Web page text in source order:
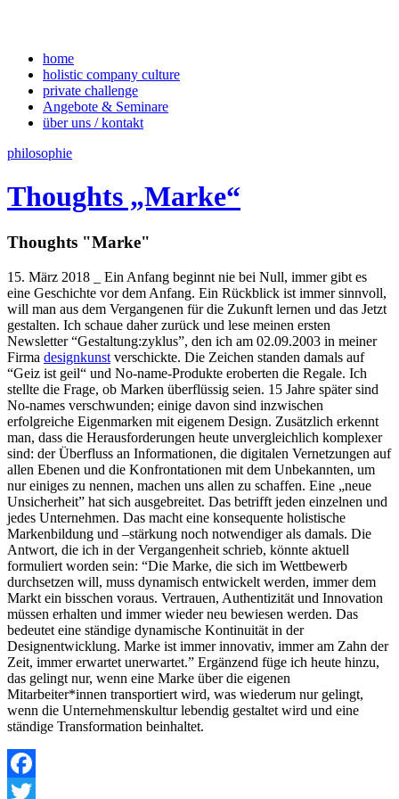
home
holistic company culture
private challenge
Angebote & Seminare
über uns / kontakt
philosophie
Thoughts „Marke“
Thoughts "Marke"
15. März 2018 _ Ein Anfang beginnt nie bei Null, immer gibt es
eine Geschichte vor dem Anfang. Ein Rückblick ist immer sinnvoll,
will man aus dem Vergangenen für die Zukunft lernen und das Jetzt
gestalten. Ich schaue daher zurück und lese meinen ersten
Newsletter “Gestaltung:zyklus”, den ich am 02.09.2003 in meiner
Firma designkunst verschickte. Die Zeichen standen damals auf
“Geiz ist geil“ und No-name-Produkte eroberten die Regale. Ich
stellte die Frage, ob Marken überflüssig seien. 15 Jahre später sind
No-names verschwunden; einige davon sind inzwischen
erfolgreiche Eigenmarken mit eigenem Design. Zusätzlich erkennt
man, dass die Herausforderungen heute unvergleichlich komplexer
sind: der Überfluss an Informationen, die digitalen Vernetzungen auf
allen Ebenen und die Konfrontationen mit dem Unbekannten, um
nur einiges zu nennen, machen uns allen zu schaffen. Eine „neue
Unsicherheit” hat sich ausgebreitet. Das betrifft jeden einzelnen und
jedes Unternehmen. Das macht eine konsequente holistische
Markenbildung und –stärkung noch notwendiger als damals. Die
Antwort, die ich in der Vergangenheit schrieb, könnte aktuell
formuliert worden sein: “Die Marke, die sich im Wettbewerb
durchsetzen will, muss dynamisch entwickelt werden, immer dem
Markt ein bisschen voraus. Vertrauen, Authentizität und Innovation
müssen erhalten und immer wieder neu bewiesen werden. Das
bedeutet eine ständige dynamische Kontinuität in der
Designentwicklung. Marke ist immer innovativ, immer am Zahn der
Zeit, immer erwartet unerwartet.” Ergänzend füge ich heute hinzu,
das gelingt nur, wenn eine Marke über die eigenen
Mitarbeiter*innen transportiert wird, was wiederum nur gelingt,
wenn die Unternehmenskultur lebendig gestaltet wird und eine
ständige Transformation beinhaltet.
Facebook